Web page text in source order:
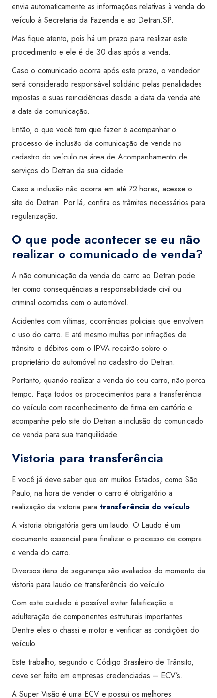
envia automaticamente as informações relativas à venda do
veículo à Secretaria da Fazenda e ao Detran.SP.
Mas fique atento, pois há um prazo para realizar este
procedimento e ele é de 30 dias após a venda.
Caso o comunicado ocorra após este prazo, o vendedor
será considerado responsável solidário pelas penalidades
impostas e suas reincidências desde a data da venda até
a data da comunicação.
Então, o que você tem que fazer é acompanhar o
processo de inclusão da comunicação de venda no
cadastro do veículo na área de Acompanhamento de
serviços do Detran da sua cidade.
Caso a inclusão não ocorra em até 72 horas, acesse o
site do Detran. Por lá, confira os trâmites necessários para
regularização.
O que pode acontecer se eu não
realizar o comunicado de venda?
A não comunicação da venda do carro ao Detran pode
ter como consequências a responsabilidade civil ou
criminal ocorridas com o automóvel.
Acidentes com vítimas, ocorrências policiais que envolvem
o uso do carro. E até mesmo multas por infrações de
trânsito e débitos com o IPVA recairão sobre o
proprietário do automóvel no cadastro do Detran.
Portanto, quando realizar a venda do seu carro, não perca
tempo. Faça todos os procedimentos para a transferência
do veículo com reconhecimento de firma em cartório e
acompanhe pelo site do Detran a inclusão do comunicado
de venda para sua tranquilidade.
Vistoria para transferência
E você já deve saber que em muitos Estados, como São
Paulo, na hora de vender o carro é obrigatório a
realização da vistoria para transferência do veículo.
A vistoria obrigatória gera um laudo. O Laudo é um
documento essencial para finalizar o processo de compra
e venda do carro.
Diversos itens de segurança são avaliados do momento da
vistoria para laudo de transferência do veículo.
Com este cuidado é possível evitar falsificação e
adulteração de componentes estruturais importantes.
Dentre eles o chassi e motor e verificar as condições do
veículo.
Este trabalho, segundo o Código Brasileiro de Trânsito,
deve ser feito em empresas credenciadas – ECV’s.
A Super Visão é uma ECV e possui os melhores